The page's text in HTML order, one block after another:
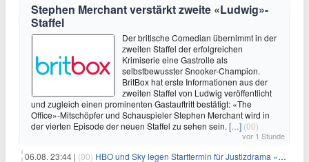
Stephen Merchant verstärkt zweite «Ludwig»-
Staffel
Der britische Comedian übernimmt in der
zweiten Staffel der erfolgreichen
Krimiserie eine Gastrolle als
selbstbewusster Snooker-Champion.
BritBox hat erste Informationen aus der
zweiten Staffel von Ludwig veröffentlicht
und zugleich einen prominenten Gastauftritt bestätigt: «The
Office»-Mitschöpfer und Schauspieler Stephen Merchant wird in
der vierten Episode der neuen Staffel zu sehen sein. […] (00)
vor 1 Stunde
06.08. 23:44 | (00) HBO und Sky legen Starttermin für Justizdrama «War» fest